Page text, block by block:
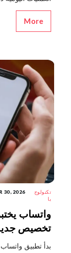
More
تكنولوج
يا
30, 2026
واتساب
تخصيص
بدأ تطبيق